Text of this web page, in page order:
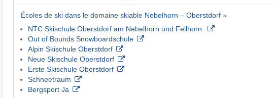
Écoles de ski dans le domaine skiable Nebelhorn – Oberstdorf »
NTC Skischule Oberstdorf am Nebelhorn und Fellhorn
Out of Bounds Snowboardschule
Alpin Skischule Oberstdorf
Neue Skischule Oberstdorf
Erste Skischule Oberstdorf
Schneetraum
Bergsport Ja